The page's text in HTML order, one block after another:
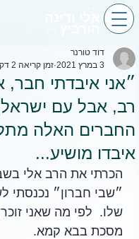
״אני איבדתי
רב, אבל עם
החברים האלה
איבדו מושיע...
דוד טורנר
3 במרץ 2021
זמן קריאה 2 דקות
הכרתי את הרב אלי
״שבי חברון״ נכנסתי
שלו.  לפי מה שאני
מסכת בבא קמא.